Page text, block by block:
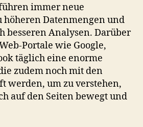
immer neue
höheren Datenmengen und
besseren Analysen. Darüber
Portale wie Google,
täglich eine enorme
zudem noch mit den
werden, um zu verstehen,
auf den Seiten bewegt und